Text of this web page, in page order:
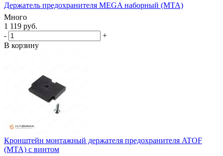
Держатель предохранителя MEGA наборный (MTA)
Много
1 119 руб.
-
+
В корзину
Кронштейн монтажный держателя предохранителя ATOF
(MTA) с винтом